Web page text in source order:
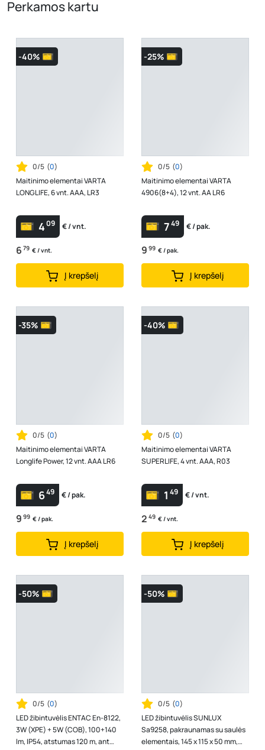
Perkamos kartu
-40%
0/5 (0)
Maitinimo elementai VARTA
LONGLIFE, 6 vnt. AAA, LR3
409 € / vnt.
6 79 € / vnt.
Į krepšelį
-25%
0/5 (0)
Maitinimo elementai VARTA
4906(8+4), 12 vnt. AA LR6
749 € / pak.
9 99 € / pak.
Į krepšelį
-35%
0/5 (0)
Maitinimo elementai VARTA
Longlife Power, 12 vnt. AAA LR6
649 € / pak.
9 99 € / pak.
Į krepšelį
-40%
0/5 (0)
Maitinimo elementai VARTA
SUPERLIFE, 4 vnt. AAA, R03
1 49 € / vnt.
2 49 € / vnt.
Į krepšelį
-50%
0/5 (0)
LED žibintuvėlis ENTAC En-8122,
3W (XPE) + 5W (COB), 100+140
lm, IP54, atstumas 120 m, ant
-50%
0/5 (0)
LED žibintuvėlis SUNLUX
Sa9258, pakraunamas su saulės
elementais, 145 x 115 x 50 mm,